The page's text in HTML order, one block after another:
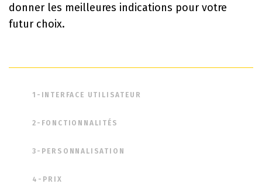
donner les meilleures indications pour votre
futur choix.
1-INTERFACE UTILISATEUR
2-FONCTIONNALITÉS
3-PERSONNALISATION
4-PRIX